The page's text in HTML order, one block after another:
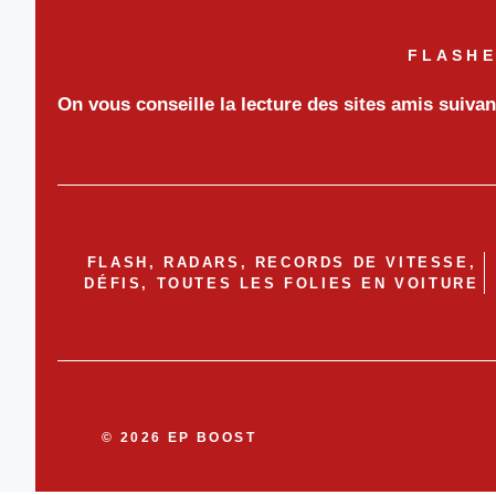
On vous conseille la lecture des sites amis
FLASH, RADARS, RECORDS DE VITESSE,
DÉFIS, TOUTES LES FOLIES EN VOITURE
© 2026 EP BOOST